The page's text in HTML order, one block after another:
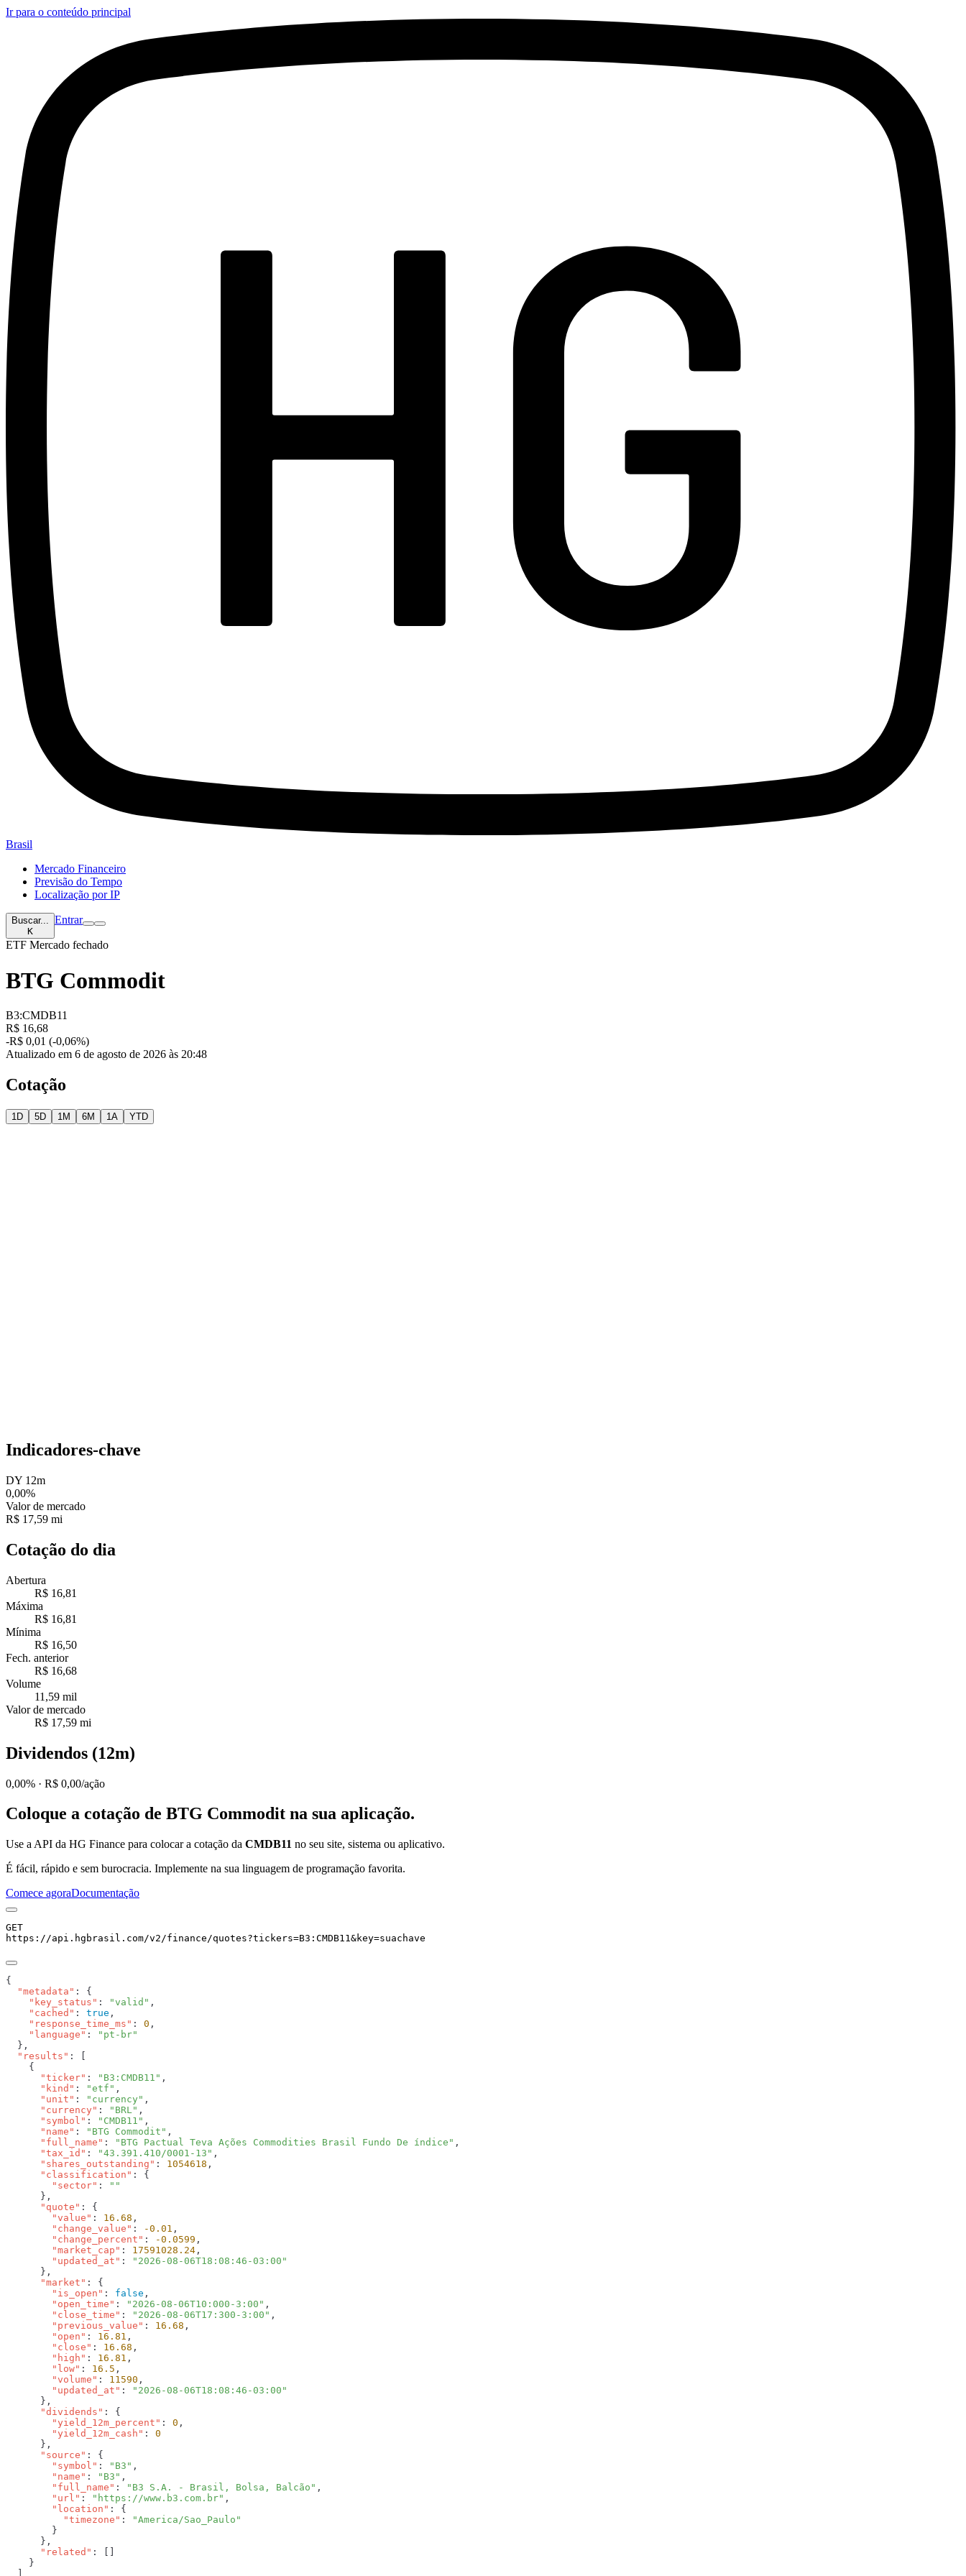
Ir para o conteúdo principal
Brasil
Mercado Financeiro
Previsão do Tempo
Localização por IP
Buscar...
K
Entrar
ETF Mercado fechado
BTG Commodit
B3:CMDB11
R$ 16,68
-R$ 0,01 (-0,06%)
Atualizado em 6 de agosto de 2026 às 20:48
Cotação
1D 5D 1M 6M 1A YTD
Indicadores-chave
DY 12m
0,00%
Valor de mercado
R$ 17,59 mi
Cotação do dia
Abertura
R$ 16,81
Máxima
R$ 16,81
Mínima
R$ 16,50
Fech. anterior
R$ 16,68
Volume
11,59 mil
Valor de mercado
R$ 17,59 mi
Dividendos (12m)
0,00% · R$ 0,00/ação
Coloque a cotação de BTG Commodit na sua aplicação.
Use a API da HG Finance para colocar a cotação da CMDB11 no seu site, sistema ou aplicativo.
É fácil, rápido e sem burocracia. Implemente na sua linguagem de programação favorita.
Comece agoraDocumentação
GET
https://api.hgbrasil.com/v2/finance/quotes?tickers=B3:CMDB11&key=suachave
  "metadata"
    "key_status"
: "valid"
    "cached"
: true
    "response_time_ms"
: 0
    "language"
:
  "results"
      "ticker"
: "B3:CMDB11"
      "kind"
: "etf"
      "unit"
: "currency"
      "currency"
: "BRL"
      "symbol"
: "CMDB11"
      "name"
: "BTG Commodit"
      "full_name"
: "BTG Pactual Teva Ações Commodities Brasil Fundo De índice"
      "tax_id"
: "43.391.410/0001-13"
      "shares_outstanding"
: 1054618
      "classification"
        "sector"
:
      "quote"
        "value"
: 16.68
        "change_value"
: -0.01
        "change_percent"
: -0.0599
        "market_cap"
: 17591028.24
        "updated_at"
:
      "market"
        "is_open"
: false
        "open_time"
: "2026-08-06T10:000-3:00"
        "close_time"
: "2026-08-06T17:300-3:00"
        "previous_value"
: 16.68
        "open"
: 16.81
        "close"
: 16.68
        "high"
: 16.81
        "low"
: 16.5
        "volume"
: 11590
        "updated_at"
:
      "dividends"
        "yield_12m_percent"
: 0
        "yield_12m_cash"
:
      "source"
        "symbol"
: "B3"
        "name"
: "B3"
        "full_name"
: "B3 S.A. - Brasil, Bolsa, Balcão"
        "url"
: "https://www.b3.com.br"
        "location"
          "timezone"
:
      "related"